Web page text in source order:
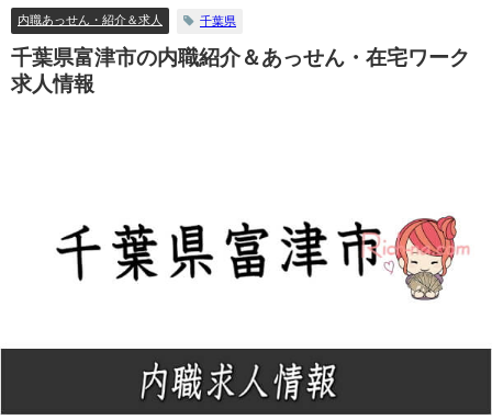
内職あっせん・紹介＆求人 千葉県
千葉県富津市の内職紹介＆あっせん・在宅ワーク
求人情報